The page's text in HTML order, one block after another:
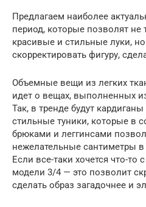
Предлагаем наиболее
период, которые позволят не
красивые и стильные луки,
скорректировать фигуру,
Объемные вещи из легких
идет о вещах, выполненных
Так, в тренде будут
стильные туники, которые в
брюками и леггинсами
нежелательные сантиметры в
Если все-таки хочется что-то
модели 3/4 — это позволит
сделать образ загадочнее и